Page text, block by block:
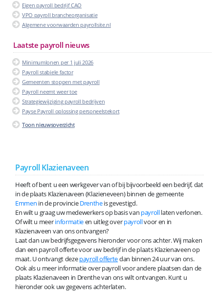
Eigen payroll bedrijf CAO
VPO payroll brancheorganisatie
Algemene voorwaarden payrollsite.nl
Laatste payroll nieuws
Minimumlonen per 1 juli 2026
Payroll stabiele factor
Gemeenten stoppen met payroll
Payroll neemt weer toe
Strategiewijziging payroll bedrijven
Payse Payroll oplossing personeelstekort
Toon nieuwsoverzicht
Payroll Klazienaveen
Heeft of bent u een werkgever van of bij bijvoorbeeld een bedrijf, dat
in de plaats Klazienaveen (Klazieneveen) binnen de gemeente
Emmen in de provincieDrentheis gevestigd.
En wilt u graag uw medewerkers op basis van payrolllaten verlonen.
Of wilt u meerinformatieen uitleg overpayrollvoor en in
Klazienaveen van ons ontvangen?
Laat dan uw bedrijfsgegevens hieronder voor ons achter. Wij maken
dan een payroll offerte voor uw bedrijf in de plaats Klazienaveen op
maat. U ontvangt dezepayroll offertedan binnen 24 uur van ons.
Ook als u meer informatie over payroll voor andere plaatsen dan de
plaats Klazienaveen in Drenthe van ons wilt ontvangen. Kunt u
hieronder ook uw gegevens achterlaten.